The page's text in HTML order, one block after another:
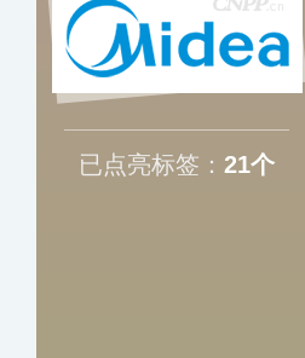
已点亮标签： 21个